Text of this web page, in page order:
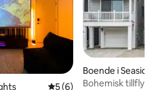
5 av 5 i genomsnittligt
5 (6)
Boende i Seaside
Bohemisk